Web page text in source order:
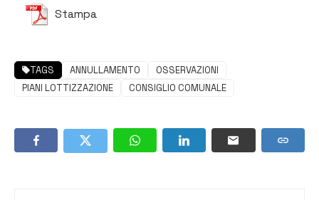
Stampa
TAGS ANNULLAMENTO
OSSERVAZIONI
PIANI LOTTIZZAZIONE
CONSIGLIO COMUNALE